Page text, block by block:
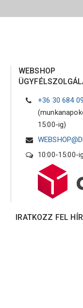
WEBSHOP
+36 30 684
15:00-ig)
10:00-15:00-ig
IRATKOZZ FEL